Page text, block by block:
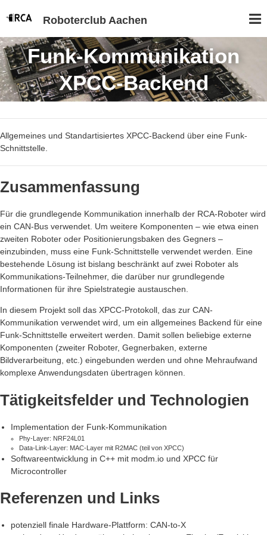
Roboterclub Aachen
Funk-Kommunikation
XPCC-Backend
Allgemeines und Standartisiertes XPCC-Backend über eine Funk-
Schnittstelle.
Zusammenfassung
Für die grundlegende Kommunikation innerhalb der RCA-Roboter wird
ein CAN-Bus verwendet. Um weitere Komponenten – wie etwa einen
zweiten Roboter oder Positionierungsbaken des Gegners –
einzubinden, muss eine Funk-Schnittstelle verwendet werden. Eine
bestehende Lösung ist bislang beschränkt auf zwei Roboter als
Kommunikations-Teilnehmer, die darüber nur grundlegende
Informationen für ihre Spielstrategie austauschen.
In diesem Projekt soll das XPCC-Protokoll, das zur CAN-
Kommunikation verwendet wird, um ein allgemeines Backend für eine
Funk-Schnittstelle erweitert werden. Damit sollen beliebige externe
Komponenten (zweiter Roboter, Gegnerbaken, externe
Bildverarbeitung, etc.) eingebunden werden und ohne Mehraufwand
komplexe Anwendungsdaten übertragen können.
Tätigkeitsfelder und Technologien
Implementation der Funk-Kommunikation
Phy-Layer: NRF24L01
Data-Link-Layer: MAC-Layer mit R2MAC (teil von XPCC)
Softwareentwicklung in C++ mit modm.io und XPCC für
Microcontroller
Referenzen und Links
potenziell finale Hardware-Plattform: CAN-to-X